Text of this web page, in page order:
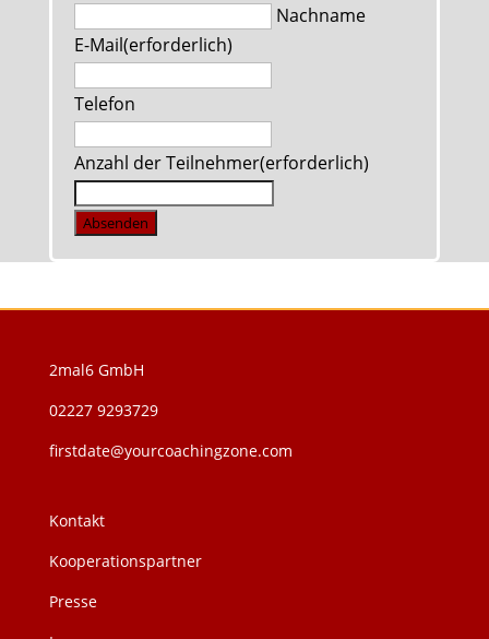
Nachname
E-Mail(erforderlich)
Telefon
Anzahl der Teilnehmer(erforderlich)
Absenden
2mal6 GmbH
02227 9293729
firstdate@yourcoachingzone.com
Kontakt
Kooperationspartner
Presse